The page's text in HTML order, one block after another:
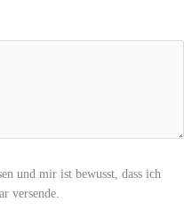
und mir ist bewusst, dass ich
versende.